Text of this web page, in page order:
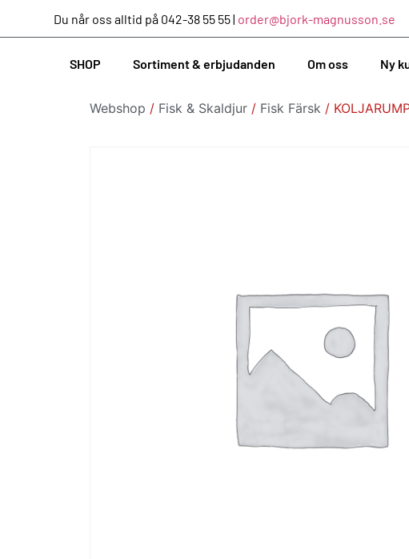
Du når oss alltid på 042-38 55 55 | order@bjork-magnusson.se
SHOP Sortiment & erbjudanden Om oss Ny
Webshop / Fisk & Skaldjur / Fisk Färsk /